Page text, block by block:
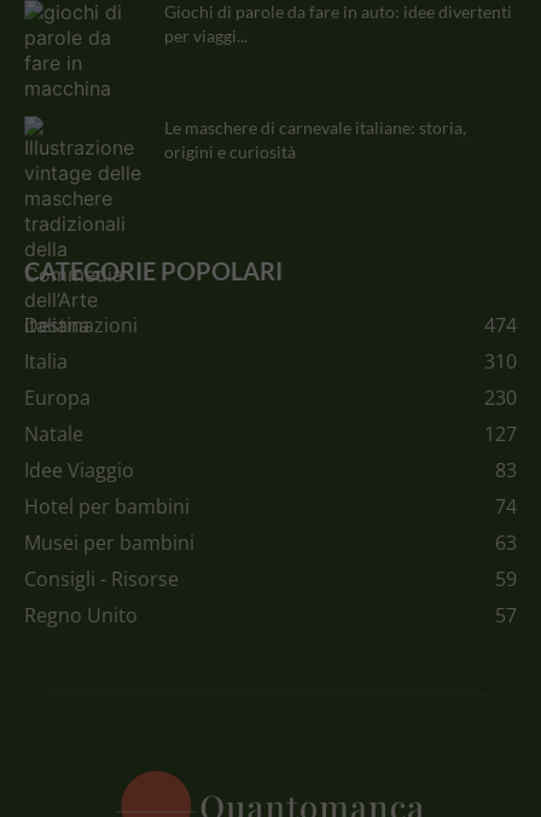
Giochi di parole da fare in auto: idee divertenti
per viaggi...
Le maschere di carnevale italiane: storia,
origini e curiosità
CATEGORIE POPOLARI
Destinazioni
474
Italia
310
Europa
230
Natale
127
Idee Viaggio
83
Hotel per bambini
74
Musei per bambini
63
Consigli - Risorse
59
Regno Unito
57